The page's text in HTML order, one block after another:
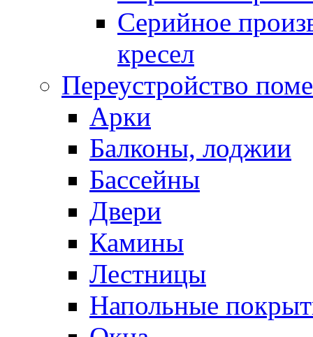
Серийное
кресел
Переустройство
Арки
Балконы, лоджии
Бассейны
Двери
Камины
Лестницы
Напольные